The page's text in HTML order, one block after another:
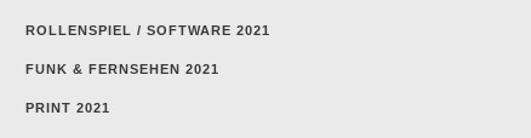
ROLLENSPIEL / SOFTWARE 2021
FUNK & FERNSEHEN 2021
PRINT 2021